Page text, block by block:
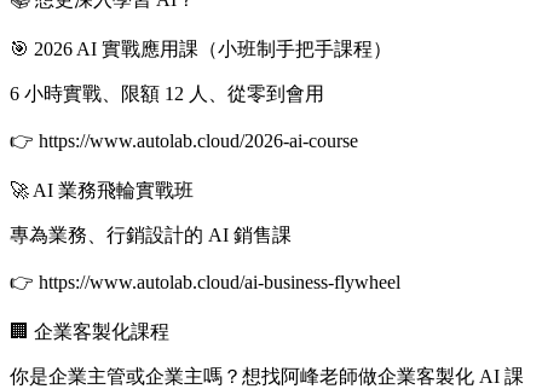
🎯 2026 AI 實戰應用課（小班制手把手課程）
6 小時實戰、限額 12 人、從零到會用
👉 https://www.autolab.cloud/2026-ai-course
🚀 AI 業務飛輪實戰班
專為業務、行銷設計的 AI 銷售課
👉 https://www.autolab.cloud/ai-business-flywheel
🏢 企業客製化課程
你是企業主管或企業主嗎？想找阿峰老師做企業客製化 AI 課